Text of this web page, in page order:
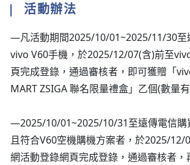
活動辦法
—凡活動期間2025/10/01~2025/11/30至
vivo V60手機，於2025/12/07(含)前至
頁完成登錄，通過審核者，即可獲贈「
MART ZSIGA 聯名限量禮盒」乙個(數量
—2025/10/01~2025/10/31至遠傳電信購
且符合V60空機購機方案者，於2025/12/
網活動登錄網頁完成登錄，通過審核者